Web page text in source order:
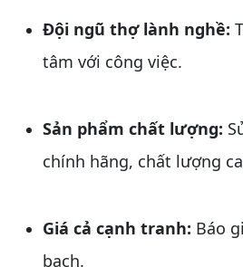
Đội ngũ thợ lành nghề:
tâm với công việc.
Sản phẩm chất lượng:
chính hãng, chất lượng
Giá cả cạnh tranh: Báo
bạch.